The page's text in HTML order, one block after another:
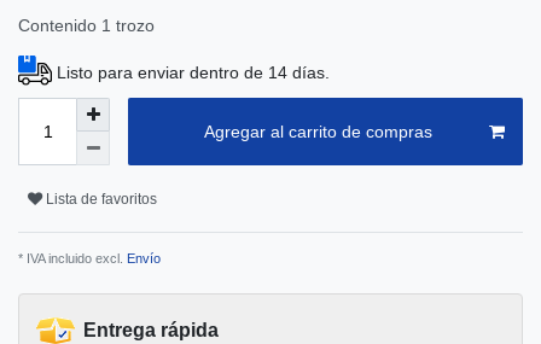
Contenido 1 trozo
Listo para enviar dentro de 14 días.
Agregar al carrito de compras
Lista de favoritos
* IVA incluido excl. Envío
Entrega rápida